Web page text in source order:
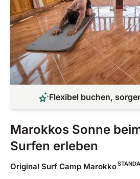
Flexibel buchen,
Marokkos Sonne
Surfen erleben
Original Surf Camp Marokko